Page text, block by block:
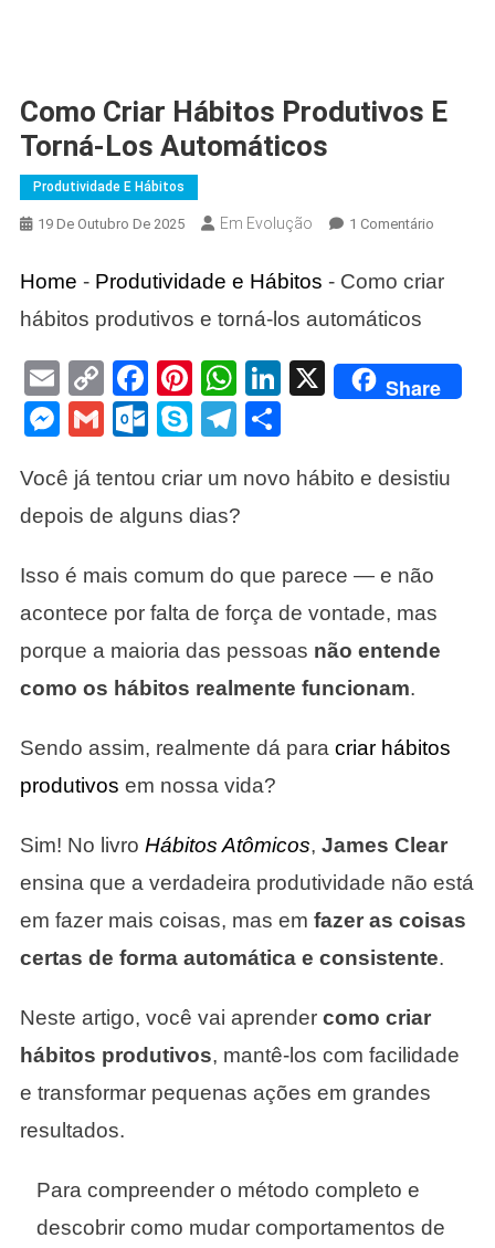
Como Criar Hábitos Produtivos E
Torná-Los Automáticos
Produtividade E Hábitos
19 De Outubro De 2025 Em Evolução 1 ComentárioEm
Criar
Los
Home - Produtividade e Hábitos - Como criar
hábitos produtivos e torná-los automáticos
EmailCopy
Link
Facebook
Pinterest
WhatsApp
LinkedIn
X Share
Messenger
GmailOutlook.com
SkypeTelegram
Você já tentou criar um novo hábito e desistiu
depois de alguns dias?
Isso é mais comum do que parece — e não
acontece por falta de força de vontade, mas
porque a maioria das pessoas não entende
como os hábitos realmente funcionam.
Sendo assim, realmente dá para criar hábitos
produtivos em nossa vida?
Sim! No livro Hábitos Atômicos, James Clear
ensina que a verdadeira produtividade não está
em fazer mais coisas, mas em fazer as coisas
certas de forma automática e consistente.
Neste artigo, você vai aprender como criar
hábitos produtivos, mantê-los com facilidade
e transformar pequenas ações em grandes
resultados.
Para compreender o método completo e
descobrir como mudar comportamentos de